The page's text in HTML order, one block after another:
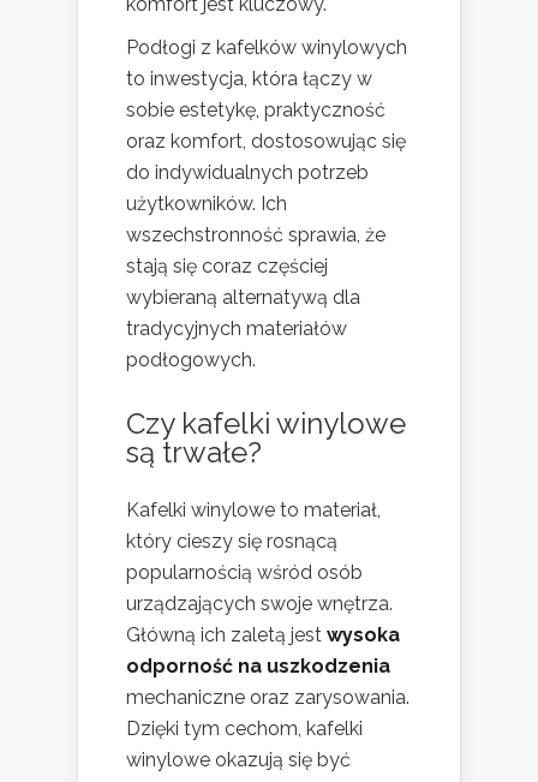
Podłogi z kafelków winylowych
to inwestycja, która łączy w
sobie estetykę, praktyczność
oraz komfort, dostosowując się
do indywidualnych potrzeb
użytkowników. Ich
wszechstronność sprawia, że
stają się coraz częściej
wybieraną alternatywą dla
tradycyjnych materiałów
podłogowych.
Czy kafelki winylowe
są trwałe?
Kafelki winylowe to materiał,
który cieszy się rosnącą
popularnością wśród osób
urządzających swoje wnętrza.
Główną ich zaletą jest wysoka
odporność na uszkodzenia
mechaniczne oraz zarysowania.
Dzięki tym cechom, kafelki
winylowe okazują się być